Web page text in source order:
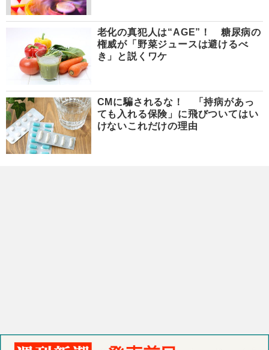
老化の真犯人は“AGE”！ 糖尿病の
権威が「野菜ジュースは避けるべ
き」と説くワケ
CMに騙されるな！ 「持病があっ
ても入れる保険」に飛びついてはい
けないこれだけの理由